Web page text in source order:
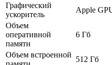
Графический
ускоритель
Apple
Объем
оперативной
памяти
6 Гб
Объем встроенной
512 Гб